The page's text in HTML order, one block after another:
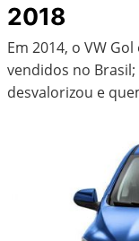
2018
Em 2014, o VW
vendidos no
desvalorizou e